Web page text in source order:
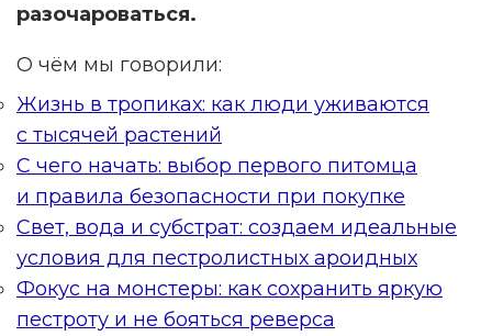
разочароваться.
О чём мы говорили:
Жизнь в тропиках: как люди уживаются
с тысячей растений
С чего начать: выбор первого питомца
и правила безопасности при покупке
Свет, вода и субстрат: создаем идеальные
условия для пестролистных ароидных
Фокус на монстеры: как сохранить яркую
пестроту и не бояться реверса